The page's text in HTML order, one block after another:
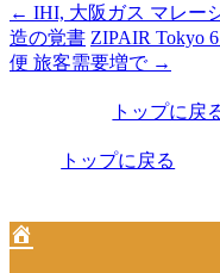
投
稿
シ
← IHI, 大阪ガス マレー
造の覚書 ZIPAIR Tokyo
便 旅客需要増で →
トップに戻
トップに戻る